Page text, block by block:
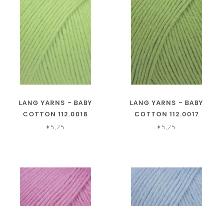
LANG YARNS - BABY
COTTON 112.0016
€5,25
LANG YARNS - BABY
COTTON 112.0017
€5,25